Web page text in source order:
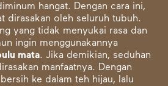
hangat. Dengan cara ini,
dirasakan oleh seluruh tubuh.
yang tidak menyukai rasa dan
ingin menggunakannya
mata. Jika demikian, seduhan
manfaatnya. Dengan
ke dalam teh hijau, lalu